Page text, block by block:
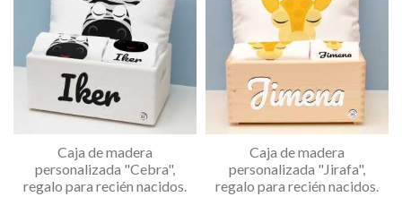
Caja de madera
personalizada "Cebra",
regalo para recién nacidos.
Caja de madera
personalizada "Jirafa",
regalo para recién nacidos.